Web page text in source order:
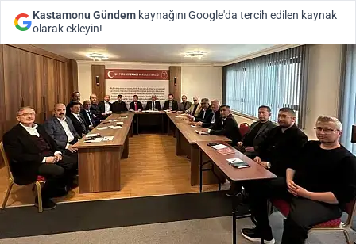
Kastamonu Gündem kaynağını Google'da tercih edilen kaynak
olarak ekleyin!